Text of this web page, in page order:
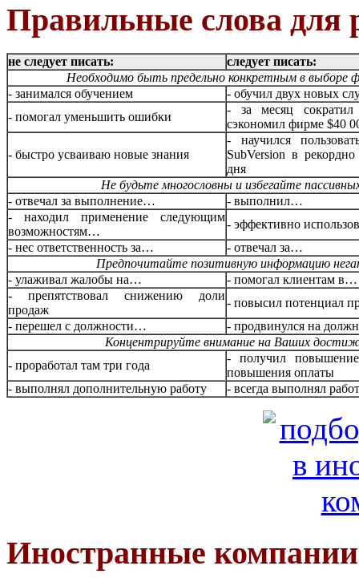
Правильные слова для
не следует писать:
следует писать:
Необходимо быть предельно конкретным в выборе
- занимался обучением
- обучил двух новых
- помогал уменьшить ошибки
- за месяц
сэкономил фирме $40
- быстро усваиваю новые знания
- научился
SubVersion в
дня
Не будьте многословны и избегайте
- отвечал за выполнение…
- выполнил…
- находил применение следующим
возможностям…
- эффективно
- нес ответственность за…
- отвечал за…
Предпочитайте позитивную информацию
- улаживал жалобы на…
- помогал клиентам в…
- препятствовал снижению доли
продаж
- повысил потенциал
- перешел с должности…
- продвинулся на
Концентрируйте внимание на Ваших
- проработал там три года
- получил
повышения оплаты
- выполнял дополнительную работу
- всегда выполнял
Иностранные компании